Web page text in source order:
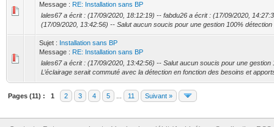
Message : RE: Installation sans BP
lales67 a écrit : (17/09/2020, 18:12:19) -- fabdu26 a écrit : (17/09/2020,
(17/09/2020, 13:42:56) -- Salut aucun soucis pour une gestion 100% détection
Sujet : Installation sans BP
Message : RE: Installation sans BP
lales67 a écrit : (17/09/2020, 13:42:56) -- Salut aucun soucis pour une gestion
L’éclairage serait commuté avec la détection en fonction des besoins et
Pages (11) : 1 2 3 4 5 11 Suivant »